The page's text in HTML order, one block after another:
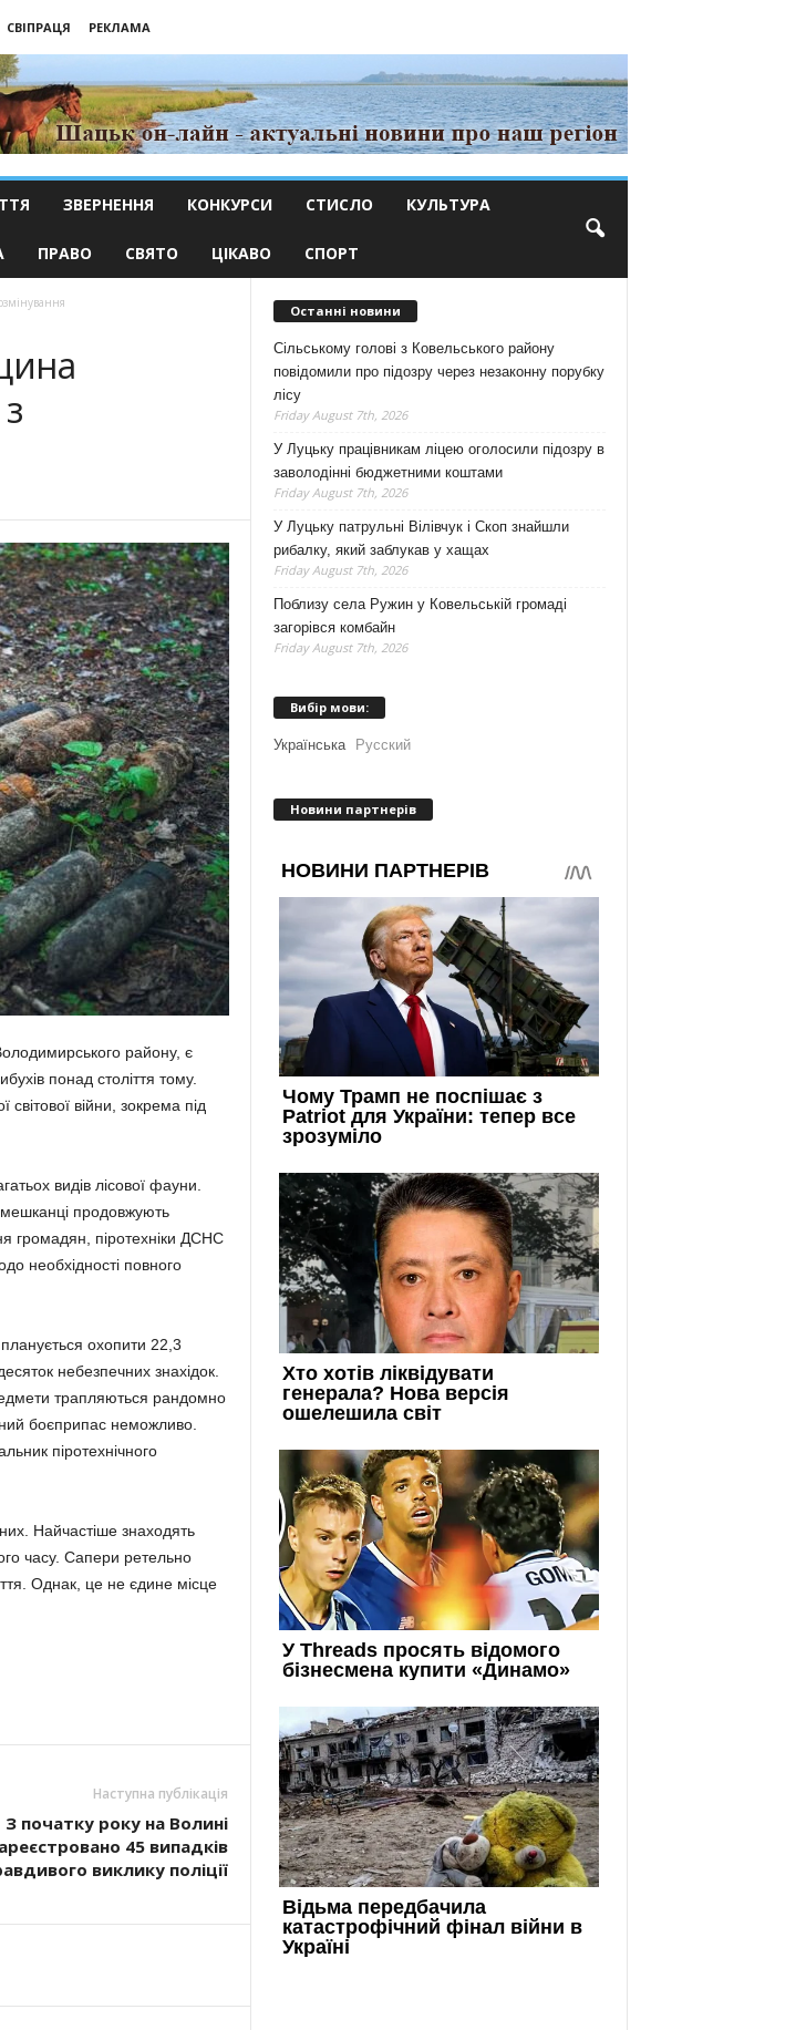
СВІПРАЦЯ
РЕКЛАМА
ЗВЕРНЕННЯ КОНКУРСИ СТИСЛО КУЛЬТУРА
ПРАВО СВЯТО ЦІКАВО СПОРТ
району, є
понад століття тому.
війни, зокрема під
видів лісової фауни.
продовжують
громадян, піротехніки ДСНС
необхідності повного
охопити 22,3
небезпечних знахідок.
трапляються рандомно
боєприпас неможливо.
піротехнічного
Найчастіше знаходять
часу. Сапери ретельно
Однак, це не єдине місце
Наступна публікація
З початку року на Волині
45 випадків
виклику поліції
Останні новини
Сільському голові з Ковельського району
повідомили про підозру через незаконну порубку
лісу
Friday August 7th, 2026
У Луцьку працівникам ліцею оголосили підозру в
заволодінні бюджетними коштами
Friday August 7th, 2026
У Луцьку патрульні Вілівчук і Скоп знайшли
рибалку, який заблукав у хащах
Friday August 7th, 2026
Поблизу села Ружин у Ковельській громаді
загорівся комбайн
Friday August 7th, 2026
Вибір мови:
Українська Русский
Новини партнерів